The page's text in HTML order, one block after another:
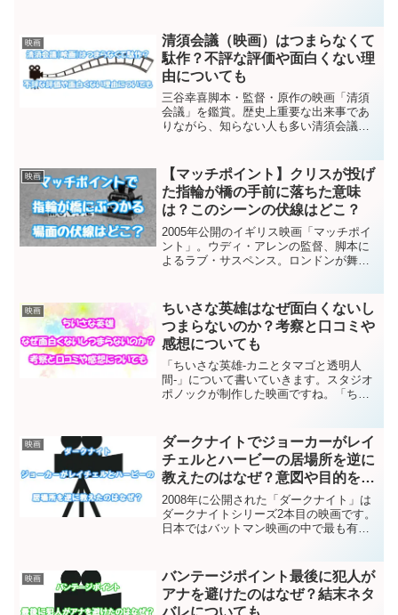
す。もしプリンを見つけられなければ家
族に危害を加えられる...
映画
清須会議（映画）はつまらなくて
駄作？不評な評価や面白くない理
由についても
三谷幸喜脚本・監督・原作の映画「清須
会議」を鑑賞。歴史上重要な出来事であ
りながら、知らない人も多い清須会議を
コミは多くあります。その一方で「つま
らない」「盛り上がりに欠け...
映画
【マッチポイント】クリスが投げ
た指輪が橋の手前に落ちた意味
は？このシーンの伏線はどこ？
2005年公開のイギリス映画「マッチポイ
ント」。ウディ・アレンの監督、脚本に
よるラブ・サスペンス。ロンドンが舞台
心の2人の女性、スカーレット・ヨハンソ
ンとエミリー・モー...
映画
ちいさな英雄はなぜ面白くないし
つまらないのか？考察と口コミや
感想についても
「ちいさな英雄-カニとタマゴと透明人
間-」について書いていきます。スタジオ
ポノックが制作した映画ですね。「ちい
ミがかなりあるのです。私も見ました
が、違った監督が3本の短...
映画
ダークナイトでジョーカーがレイ
チェルとハービーの居場所を逆に
教えたのはなぜ？意図や目的を解
説
2008年に公開された「ダークナイト」は
ダークナイトシリーズ2本目の映画です。
日本ではバットマン映画の中で最も有名
も十分に楽しむことが出来ます。さて
「ダークナイト」で...
映画
バンテージポイント最後に犯人が
アナを避けたのはなぜ？結末ネタ
バレについても